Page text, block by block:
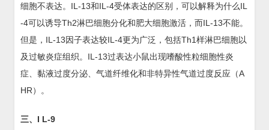
细胞不表达。IL-13和IL-4受体表达的区别，可以解释为什么IL
-4可以诱导Th2淋巴细胞分化和肥大细胞激活，而IL-13不能。
但是，IL-13因子表达较IL-4更为广泛，包括Th1样淋巴细胞以
及过敏炎症组织。IL-13过表达小鼠出现嗜酸性粒细胞性炎
症、黏液过度分泌、气道纤维化和非特异性气道过度反应（A
HR）。
三、I L-9